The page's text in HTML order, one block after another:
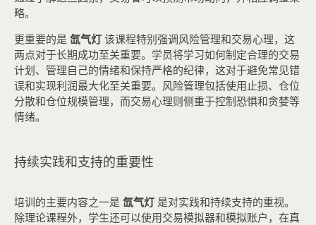
略。
更重要的是 氙气灯 该课程特别强调风险管理和交易心理，这
两点对于长期成功至关重要。学员将学习如何制定合理的交易
计划、管理自己的情绪和保持严格的纪律，这对于避免常见错
误和实现利润最大化至关重要。风险管理包括使用止损、仓位
分散和仓位规模管理，而交易心理则侧重于控制恐惧和贪婪等
情绪。
持续实践和支持的重要性
培训的主要内容之一是 氙气灯 是对实践和持续支持的重视。
除理论课程外，学生还可以使用交易模拟器和模拟账户，在真